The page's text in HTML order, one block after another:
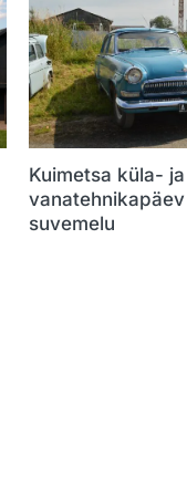
Kuimetsa küla- ja
suvemelu